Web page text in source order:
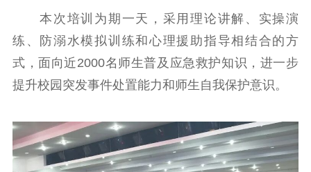
精神文明
文明创建 文明实践
文明培育
先进典型
思想政治教育 爱国主义教育
全民国防教育
红色资源保护利
本次培训为期一天，采用理论讲解、实操演
练、防溺水模拟训练和心理援助指导相结合的方
式，面向近2000名师生普及应急救护知识，进一步
提升校园突发事件处置能力和师生自我保护意识。